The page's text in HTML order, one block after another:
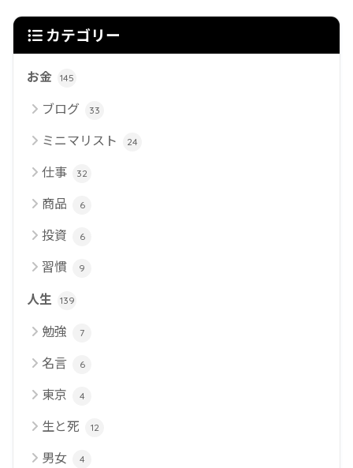
カテゴリー
お金 145
ブログ 33
ミニマリスト 24
仕事 32
商品 6
投資 6
習慣 9
人生 139
勉強 7
名言 6
東京 4
生と死 12
男女 4